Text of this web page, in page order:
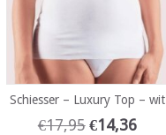
Schiesser – Luxury Top – wit
€17,95 €14,36